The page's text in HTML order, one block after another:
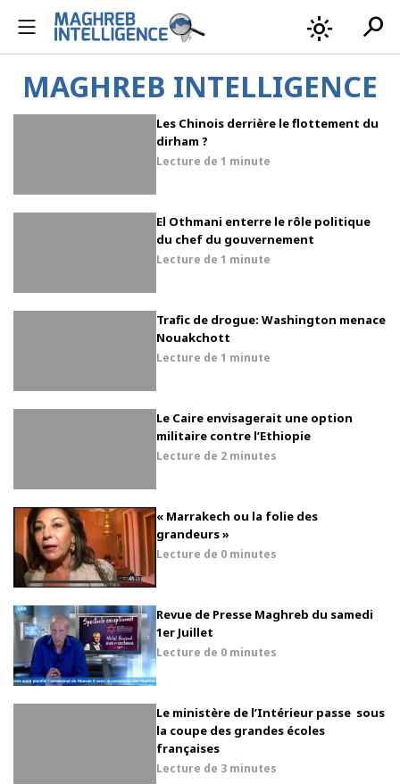
light_mode search
MAGHREB INTELLIGENCE
Les Chinois derrière le flottement du
dirham ?
Lecture de 1 minute
El Othmani enterre le rôle politique
du chef du gouvernement
Lecture de 1 minute
Trafic de drogue: Washington menace
Nouakchott
Lecture de 1 minute
Le Caire envisagerait une option
militaire contre l’Ethiopie
Lecture de 2 minutes
« Marrakech ou la folie des
grandeurs »
Lecture de 0 minutes
Revue de Presse Maghreb du samedi
1er Juillet
Lecture de 0 minutes
Le ministère de l’Intérieur passe sous
la coupe des grandes écoles
françaises
Lecture de 3 minutes